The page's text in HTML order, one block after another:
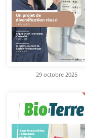
29 octobre 2025